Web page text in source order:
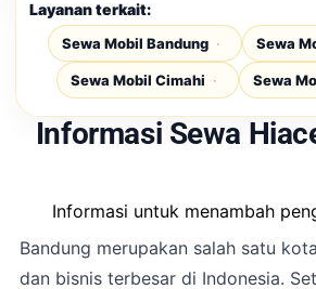
Layanan terkait:
Sewa Mobil Bandung Sewa
Sewa Mobil Cimahi Sewa
Informasi Sewa
Informasi untuk menambah
Bandung merupakan salah satu
dan bisnis terbesar di Indonesia.